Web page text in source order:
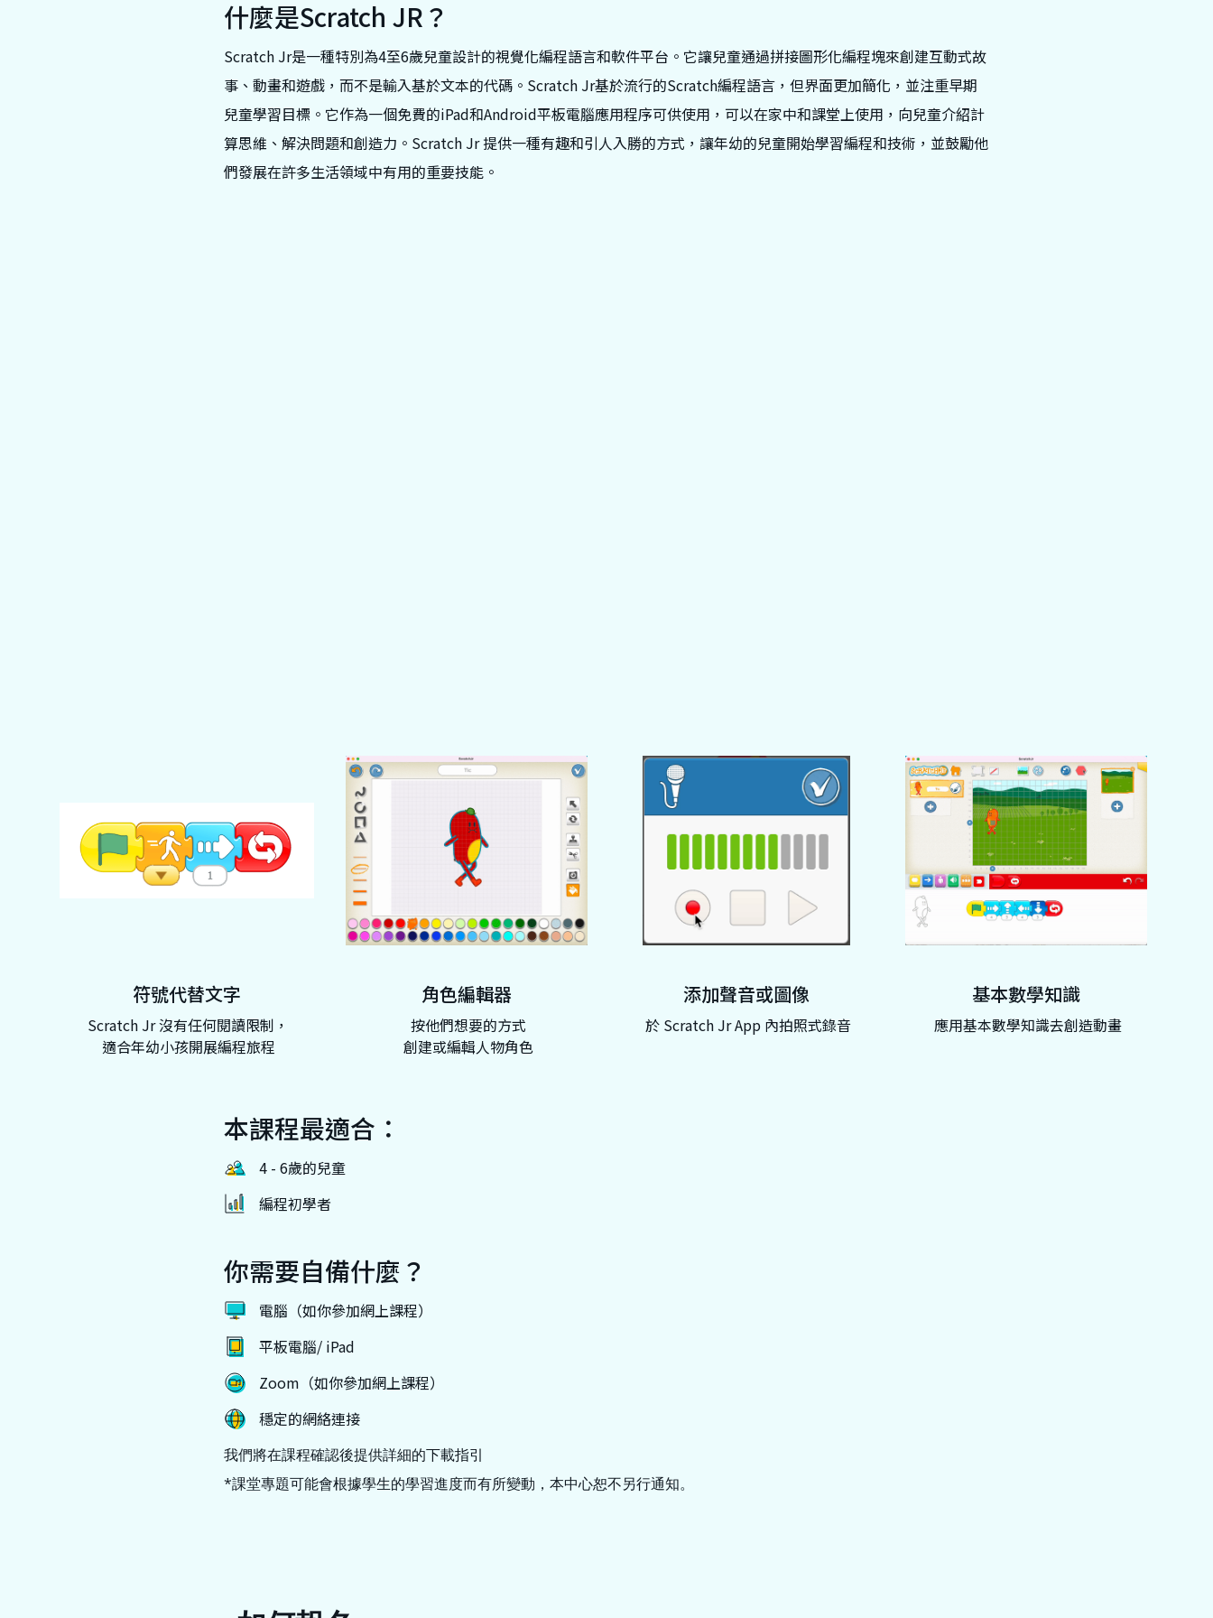
什麼是Scratch JR？
Scratch Jr是一種特別為4至6歲兒童設計的視覺化編程語言和軟件平台。它讓兒童通過拼接圖形化編程塊來創建互動式故
事、動畫和遊戲，而不是輸入基於文本的代碼。Scratch Jr基於流行的Scratch編程語言，但界面更加簡化，並注重早期
兒童學習目標。它作為一個免費的iPad和Android平板電腦應用程序可供使用，可以在家中和課堂上使用，向兒童介紹計
算思維、解決問題和創造力。Scratch Jr 提供一種有趣和引人入勝的方式，讓年幼的兒童開始學習編程和技術，並鼓勵他
們發展在許多生活領域中有用的重要技能。
符號代替文字
Scratch Jr 沒有任何閱讀限制，
適合年幼小孩開展編程旅程
角色編輯器
按他們想要的方式
創建或編輯人物角色
添加聲音或圖像
於 Scratch Jr App 內拍照式錄音
基本數學知識
應用基本數學知識去創造動畫
本課程最適合：
4 - 6歲的兒童
編程初學者
你需要自備什麼？
電腦（如你參加網上課程）
平板電腦/ iPad
Zoom（如你參加網上課程）
穩定的網絡連接
我們將在課程確認後提供詳細的下載指引
*課堂專題可能會根據學生的學習進度而有所變動，本中心恕不另行通知。